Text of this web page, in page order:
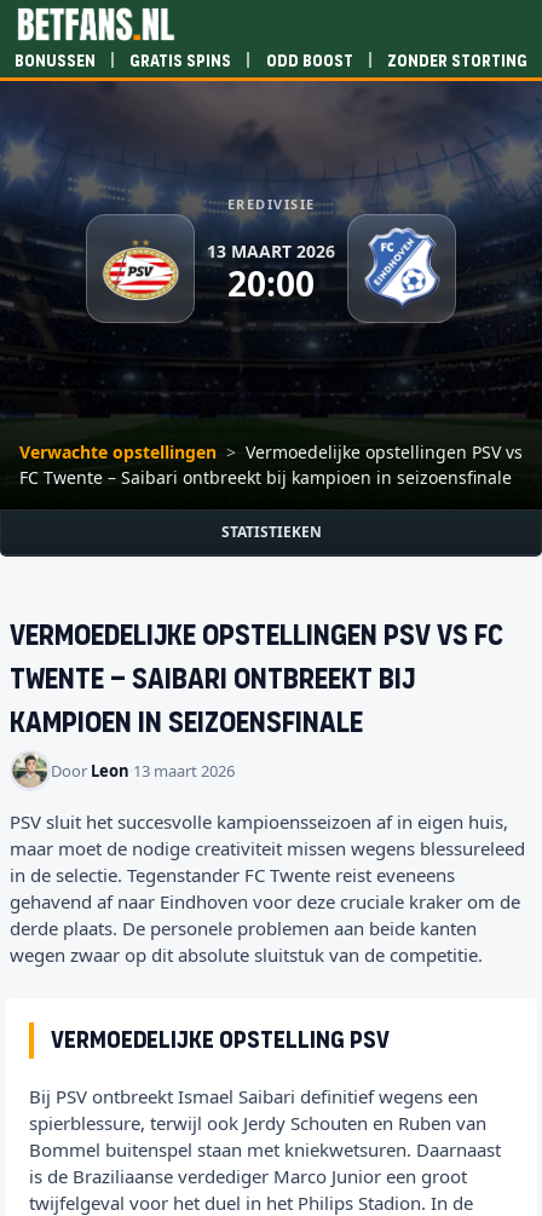
Bonussen | Gratis spins | Odd boost | Zonder storting
EREDIVISIE
13 MAART 2026
20:00
Verwachte opstellingen > Vermoedelijke opstellingen PSV vs
FC Twente – Saibari ontbreekt bij kampioen in seizoensfinale
STATISTIEKEN
Vermoedelijke opstellingen PSV vs FC
Twente – Saibari ontbreekt bij
kampioen in seizoensfinale
Door Leon·13 maart 2026
PSV sluit het succesvolle kampioensseizoen af in eigen huis,
maar moet de nodige creativiteit missen wegens blessureleed
in de selectie. Tegenstander FC Twente reist eveneens
gehavend af naar Eindhoven voor deze cruciale kraker om de
derde plaats. De personele problemen aan beide kanten
wegen zwaar op dit absolute sluitstuk van de competitie.
Vermoedelijke opstelling PSV
Bij PSV ontbreekt Ismael Saibari definitief wegens een
spierblessure, terwijl ook Jerdy Schouten en Ruben van
Bommel buitenspel staan met kniekwetsuren. Daarnaast
is de Braziliaanse verdediger Marco Junior een groot
twijfelgeval voor het duel in het Philips Stadion. In de